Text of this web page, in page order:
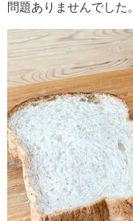
問題ありませんでした。